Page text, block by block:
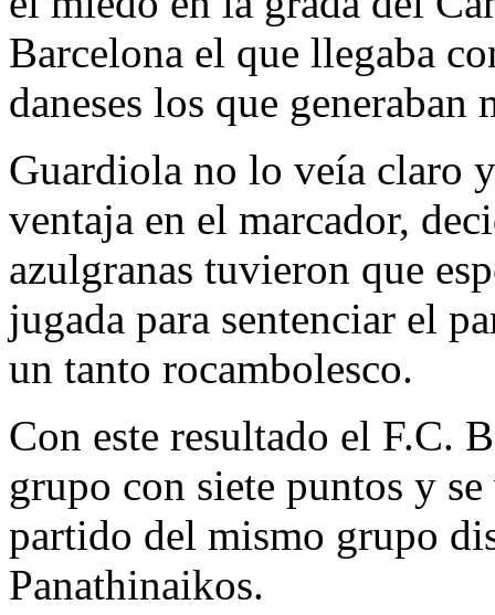
Barcelona el que llegaba
daneses los que
Guardiola no lo veía claro
ventaja en el marcador,
azulgranas tuvieron que
jugada para sentenciar el
un tanto rocambolesco.
Con este resultado el F.C.
grupo con siete puntos y
partido del mismo grupo
Panathinaikos.